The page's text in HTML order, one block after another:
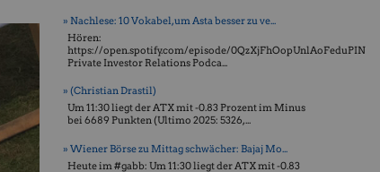
» Nachlese: 10 Vokabel, um Asta besser zu ve...
Hören:
https://open.spotify.com/episode/0QzXjFhOopUnlAoFeduPIN
Private Investor Relations Podca...
» (Christian Drastil)
Um 11:30 liegt der ATX mit -0.83 Prozent im Minus
bei 6689 Punkten (Ultimo 2025: 5326, ...
» Wiener Börse zu Mittag schwächer: Bajaj Mo...
Heute im #gabb: Um 11:30 liegt der ATX mit -0.83